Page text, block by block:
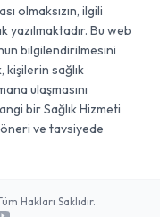
olmaksızın, ilgili
yazılmaktadır. Bu web
bilgilendirilmesini
kişilerin sağlık
ulaşmasını
bir Sağlık Hizmeti
öneri ve tavsiyede
Hakları Saklıdır.